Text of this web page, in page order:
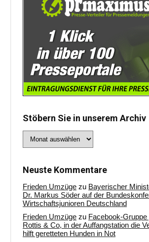
Stöbern Sie in unserem Archiv
Sie
Archiv
Neuste Kommentare
Frieden Umzüge zu Bayerischer
Dr. Markus Söder auf der
Wirtschaftsjunioren Deutschland
Frieden Umzüge zu Facebook-Gruppe
Rottis & Co, in der Auffangstation die
hilft geretteten Hunden in Not